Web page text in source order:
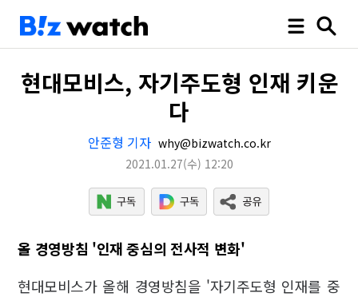
현대모비스, 자기주도형 인재 키운
다
안준형 기자 why@bizwatch.co.kr
2021.01.27(수) 12:20
올 경영방침 '인재 중심의 전사적 변화'
현대모비스가 올해 경영방침을 '자기주도형 인재를 중